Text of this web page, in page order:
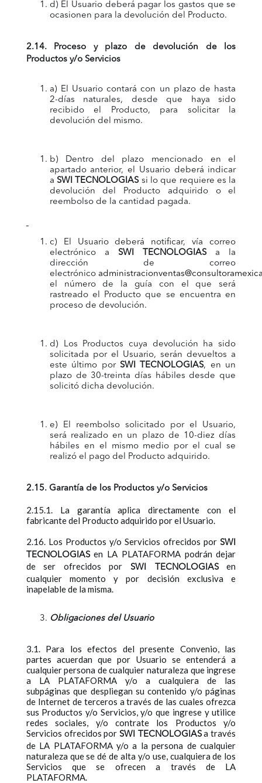
d) El Usuario deberá pagar los gastos que se
ocasionen para la devolución del Producto.
2.14. Proceso y plazo de devolución de los
Productos y/o Servicios
a) El Usuario contará con un plazo de hasta
2-días naturales, desde que haya sido
recibido el Producto, para solicitar la
devolución del mismo.
b) Dentro del plazo mencionado en el
apartado anterior, el Usuario deberá indicar
aSWI TECNOLOGIASsi lo que requiere es la
devolución del Producto adquirido o el
reembolso de la cantidad pagada.
c) El Usuario deberá notificar, vía correo
electrónico a SWI TECNOLOGIAS
a la
dirección de correo
electrónico
el número de la guía con el que será
rastreado el Producto que se encuentra en
proceso de devolución.
d) Los Productos cuya devolución ha sido
solicitada por el Usuario, serán devueltos a
este último por SWI TECNOLOGIAS, en un
plazo de 30-treinta días hábiles desde que
solicitó dicha devolución.
e) El reembolso solicitado por el Usuario,
será realizado en un plazo de 10-diez días
hábiles en el mismo medio por el cual se
realizó el pago del Producto adquirido.
2.15. Garantía de los Productos y/o Servicios
2.15.1. La garantía aplica directamente con el
fabricante del Producto adquirido por el Usuario.
2.16. Los Productos y/o Servicios ofrecidos porSWI
TECNOLOGIASen LA PLATAFORMA podrán dejar
de ser ofrecidos porSWI TECNOLOGIASen
cualquier momento y por decisión exclusiva e
inapelable de la misma.
Obligaciones del Usuario
3.1. Para los efectos del presente Convenio, las
partes acuerdan que por Usuario se entenderá a
cualquier persona de cualquier naturaleza que ingrese
a LA PLATAFORMA y/o a cualquiera de las
subpáginas que despliegan su contenido y/o páginas
de Internet de terceros a través de las cuales ofrezca
sus Productos y/o Servicios, y/o que ingrese y utilice
redes sociales, y/o contrate los Productos y/o
Servicios ofrecidos por SWI TECNOLOGIASa través
de LA PLATAFORMA y/o a la persona de cualquier
naturaleza que se dé de alta y/o use, cualquiera de los
Servicios que se ofrecen a través de LA
PLATAFORMA.